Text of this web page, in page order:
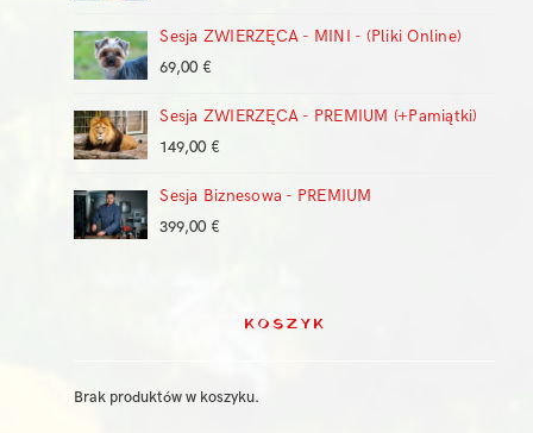
399,00 €
Sesja ZWIERZĘCA - MINI - (Pliki Online)
69,00 €
Sesja ZWIERZĘCA - PREMIUM (+Pamiątki)
149,00 €
Sesja Biznesowa - PREMIUM
399,00 €
KOSZYK
Brak produktów w koszyku.